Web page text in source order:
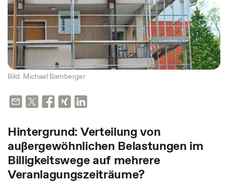
Bild: Michael Bamberger
Hintergrund: Verteilung von
außergewöhnlichen Belastungen im
Billigkeitswege auf mehrere
Veranlagungszeiträume?